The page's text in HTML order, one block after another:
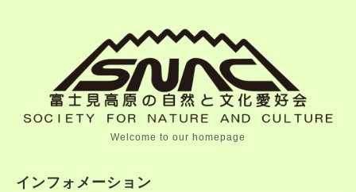
Welcome to our homepage
インフォメーション